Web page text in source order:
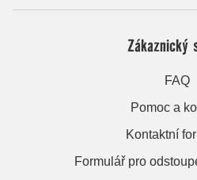
Zákaznický
FAQ
Pomoc a
Kontaktní
Formulář pro